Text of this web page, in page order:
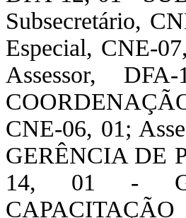
Subsecretário,
Especial, CNE-
Assessor,
CNE-06, 01;
GERÊNCIA DE
14, 01 -